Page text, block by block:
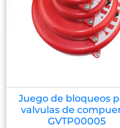
Juego de bloqueos
valvulas de
GVTP00005